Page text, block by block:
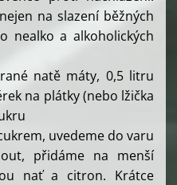
na slazení běžných
nealko a alkoholických
natě máty, 0,5 litru
na plátky (nebo lžička
uvedeme do varu
přidáme na menší
nať a citron. Krátce